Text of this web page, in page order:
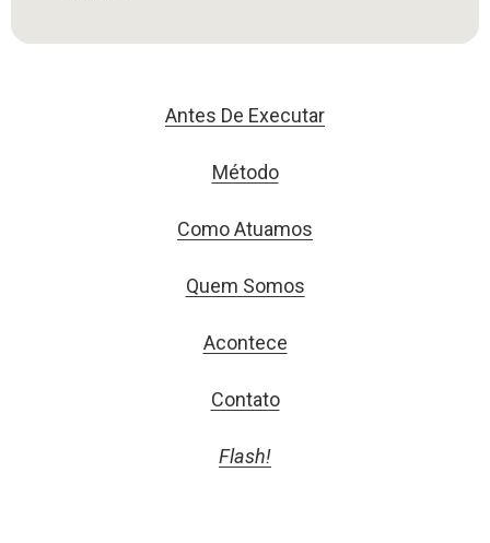
Antes De Executar
Método
Como Atuamos
Quem Somos
Acontece
Contato
Flash!